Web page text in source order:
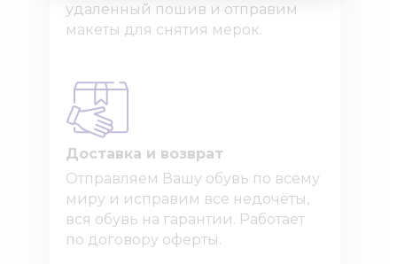
Доставка и возврат
удаленный пошив и отправим
макеты для снятия мерок.
Отправляем Вашу обувь по всему
миру и исправим все недочёты,
вся обувь на гарантии. Работает
по договору оферты.